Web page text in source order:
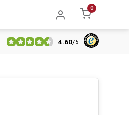
0
vanaf € 150 5% extra korting
4.60/5